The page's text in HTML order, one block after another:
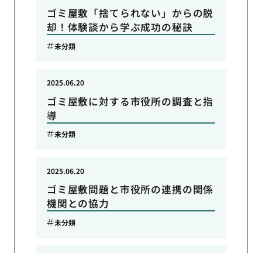
ゴミ屋敷「捨てられない」からの脱
却！体験談から学ぶ成功の秘訣
未分類
ゴミ屋敷に対する市役所の調査と指
導
2025.06.20
未分類
ゴミ屋敷問題と市役所の連携の関係
機関との協力
2025.06.20
未分類